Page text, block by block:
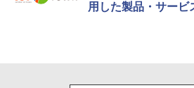
用した製品・サービ